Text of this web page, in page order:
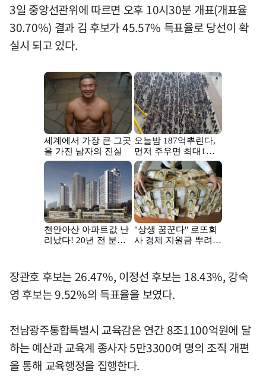
3일 중앙선관위에 따르면 오후 10시30분 개표(개표율
30.70%) 결과 김 후보가 45.57% 득표율로 당선이 확
실시 되고 있다.
장관호 후보는 26.47%, 이정선 후보는 18.43%, 강숙
영 후보는 9.52%의 득표율을 보였다.
전남광주통합특별시 교육감은 연간 8조1100억원에 달
하는 예산과 교육계 종사자 5만3300여 명의 조직 개편
을 통해 교육행정을 집행한다.